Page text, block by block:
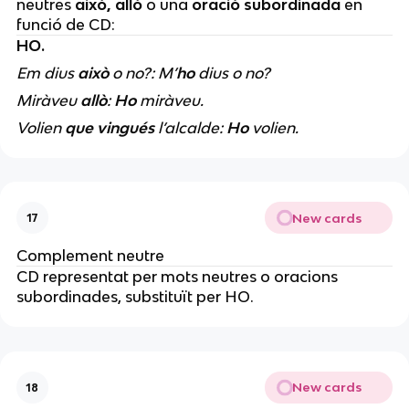
neutres això, allòo una oració subordinadaen
funció de CD:
HO.
Em dius això o no?: M’hodius o no?
Miràveu allò:Ho miràveu.
Volien que vinguésl’alcalde:Hovolien.
17 New cards
Complement neutre
CD representat per mots neutres o oracions
subordinades, substituït per HO.
18 New cards